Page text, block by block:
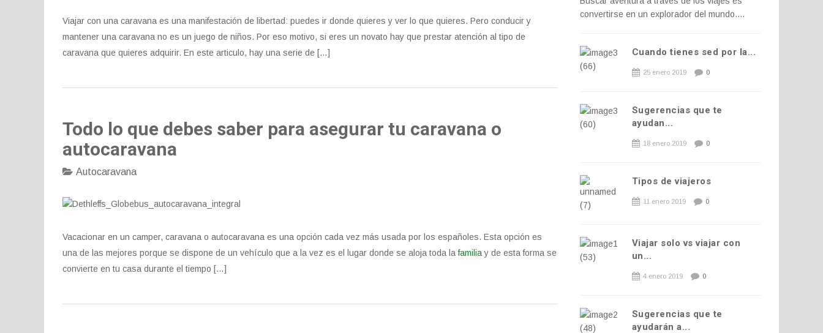
Viajar con una caravana es una manifestación de libertad: puedes ir donde quieres y ver lo que quieres. Pero conducir y
mantener una caravana no es un juego de niños. Por eso motivo, si eres un novato hay que prestar atención al tipo de
caravana que quieres adquirir. En este articulo, hay una serie de […]
Todo lo que debes saber para asegurar tu caravana o
autocaravana
Autocaravana
Vacacionar en un camper, caravana o autocaravana es una opción cada vez más usada por los españoles. Esta opción es
una de las mejores porque se dispone de un vehículo que a la vez es el lugar donde se aloja toda lafamiliay de esta forma se
convierte en tu casa durante el tiempo […]
convertirse en un explorador del mundo....
Cuando tienes sed por la...
25 enero 2019 0
Sugerencias que te
ayudan...
18 enero 2019 0
Tipos de viajeros
11 enero 2019 0
Viajar solo vs viajar con
un...
4 enero 2019 0
Sugerencias que te
ayudarán a...